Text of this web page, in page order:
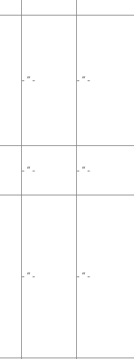
- “ - - “ -
- “ - - “ -
- “ - - “ -